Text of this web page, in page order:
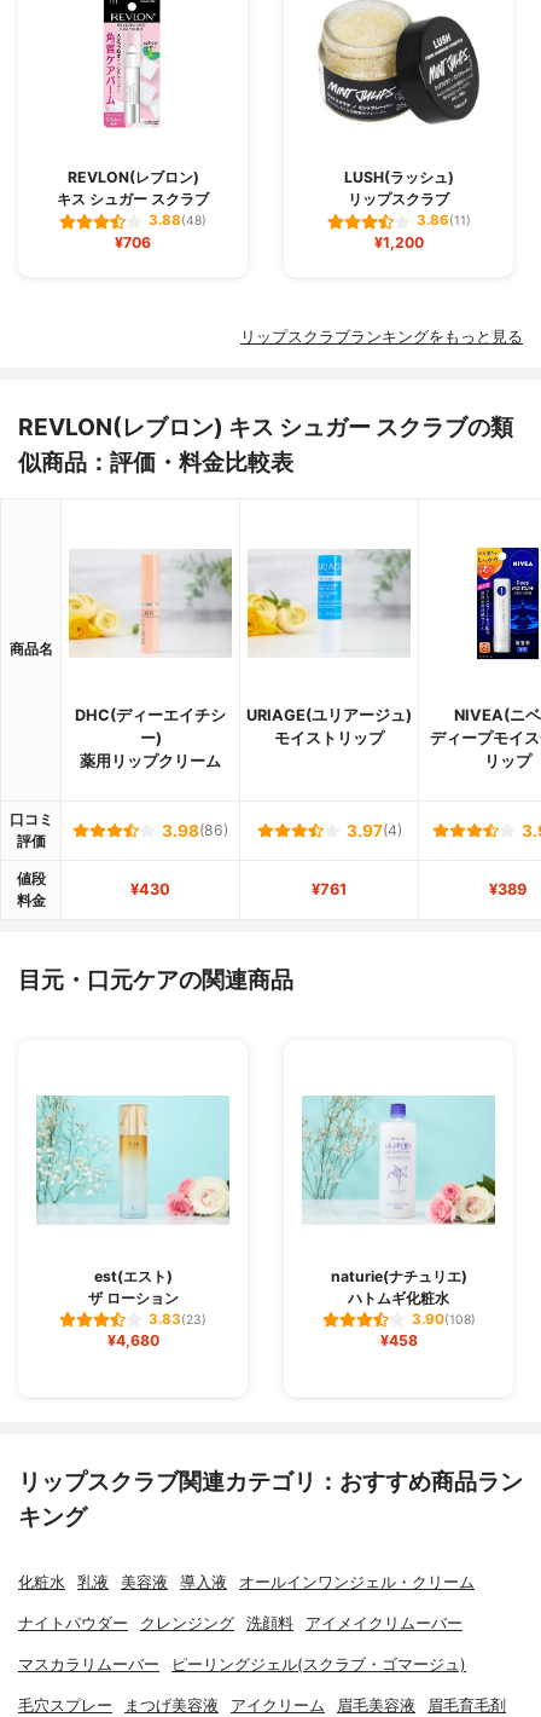
REVLON(レブロン)
キス シュガー スクラブ
3.88(48)
¥706
LUSH(ラッシュ)
リップスクラブ
3.86(11)
¥1,200
リップスクラブランキングをもっと見る
REVLON(レブロン) キス シュガー スクラブの類
似商品：評価・料金比較表
商品名
DHC(ディーエイチシ
ー)
薬用リップクリーム
URIAGE(ユリアージュ)
モイストリップ
NIVEA(ニ
ディープモイ
リップ
口コミ
評価
3.98(86) 3.97(4)
値段
料金
¥430 ¥761 ¥389
目元・口元ケアの関連商品
est(エスト)
ザ ローション
3.83(23)
¥4,680
naturie(ナチュリエ)
ハトムギ化粧水
3.90(108)
¥458
リップスクラブ関連カテゴリ：おすすめ商品ラン
キング
化粧水 乳液 美容液 導入液 オールインワンジェル・クリーム
ナイトパウダー クレンジング 洗顔料 アイメイクリムーバー
マスカラリムーバー ピーリングジェル(スクラブ・ゴマージュ)
毛穴スプレー まつげ美容液 アイクリーム 眉毛美容液 眉毛育毛剤